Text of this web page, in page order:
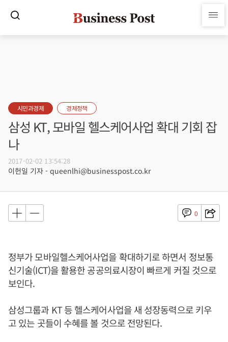
시민과경제 경제정책
삼성 KT, 모바일 헬스케어사업 확대 기회 잡
나
2017-02-02 13:54:28
이헌일 기자 - queenlhi@businesspost.co.kr
0
정부가 모바일헬스케어사업을 확대하기로 하면서 정보통
신기술(ICT)을 활용한 공공의료시장이 빠르게 커질 것으로
보인다.
삼성그룹과 KT 등 헬스케어사업을 새 성장동력으로 키우
고 있는 곳들이 수혜를 볼 것으로 전망된다.